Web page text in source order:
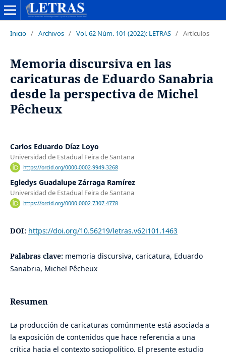
Inicio / Archivos / Vol. 62 Núm. 101 (2022): LETRAS / Artículos
Memoria discursiva en las
caricaturas de Eduardo Sanabria
desde la perspectiva de Michel
Pêcheux
Carlos Eduardo Díaz Loyo
Universidad de Estadual Feira de Santana
https://orcid.org/0000-0002-9949-3268
Egledys Guadalupe Zárraga Ramírez
Universidad de Estadual Feira de Santana
https://orcid.org/0000-0002-7307-4778
DOI: https://doi.org/10.56219/letras.v62i101.1463
Palabras clave: memoria discursiva, caricatura, Eduardo
Sanabria, Michel Pêcheux
Resumen
La producción de caricaturas comúnmente está asociada a
la exposición de contenidos que hace referencia a una
crítica hacia el contexto sociopolítico. El presente estudio